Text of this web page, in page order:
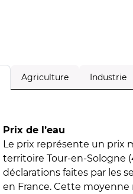
Agriculture Industrie
Prix de l’eau
Le prix représente un prix
territoire Tour-en-Sologne
déclarations faites par les
en France. Cette moyenne